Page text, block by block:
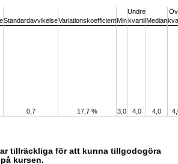
StandardavvikelseVariationskoefficientMin
Undre
kvartilMedian
0,7 17,7 % 3,0 4,0 4,0
tillräckliga för att kunna tillgodogöra
kursen.